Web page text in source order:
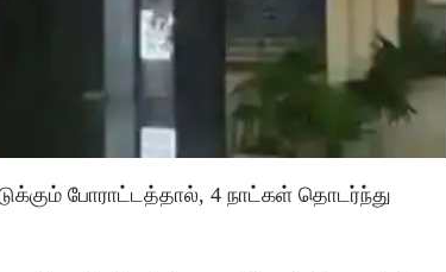
போராட்டத்தால், 4 நாட்கள் தொடர்ந்து